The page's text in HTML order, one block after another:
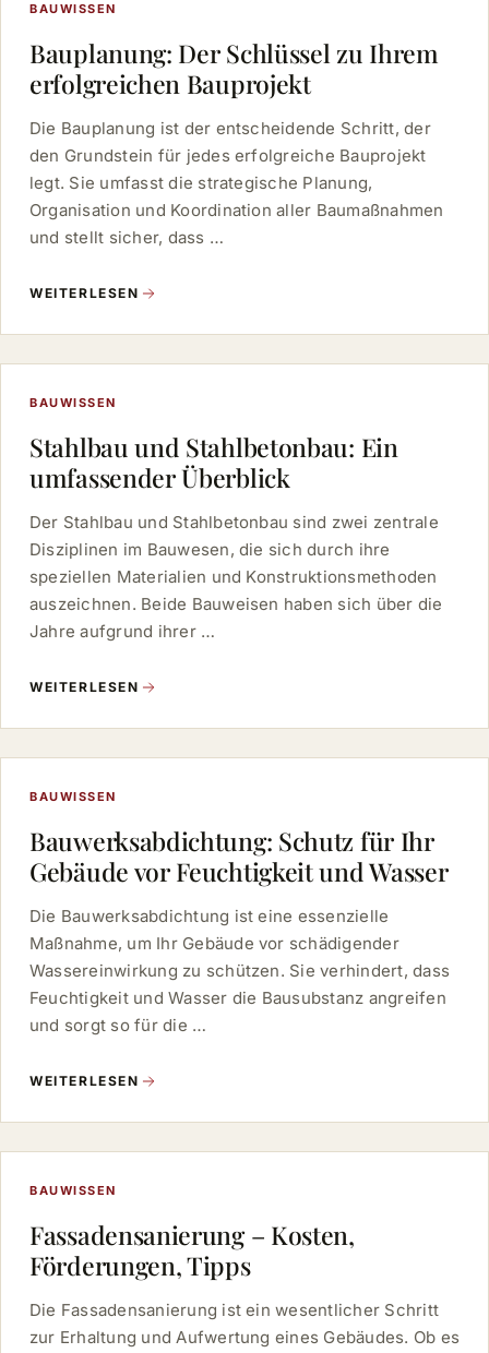
BAUWISSEN
Bauplanung: Der Schlüssel zu Ihrem
erfolgreichen Bauprojekt
Die Bauplanung ist der entscheidende Schritt, der
den Grundstein für jedes erfolgreiche Bauprojekt
legt. Sie umfasst die strategische Planung,
Organisation und Koordination aller Baumaßnahmen
und stellt sicher, dass …
WEITERLESEN
BAUWISSEN
Stahlbau und Stahlbetonbau: Ein
umfassender Überblick
Der Stahlbau und Stahlbetonbau sind zwei zentrale
Disziplinen im Bauwesen, die sich durch ihre
speziellen Materialien und Konstruktionsmethoden
auszeichnen. Beide Bauweisen haben sich über die
Jahre aufgrund ihrer …
WEITERLESEN
BAUWISSEN
Bauwerksabdichtung: Schutz für Ihr
Gebäude vor Feuchtigkeit und Wasser
Die Bauwerksabdichtung ist eine essenzielle
Maßnahme, um Ihr Gebäude vor schädigender
Wassereinwirkung zu schützen. Sie verhindert, dass
Feuchtigkeit und Wasser die Bausubstanz angreifen
und sorgt so für die …
WEITERLESEN
BAUWISSEN
Fassadensanierung – Kosten,
Förderungen, Tipps
Die Fassadensanierung ist ein wesentlicher Schritt
zur Erhaltung und Aufwertung eines Gebäudes. Ob es